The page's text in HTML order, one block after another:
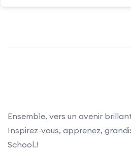
Ensemble, vers un avenir
Inspirez-vous, apprenez,
School.!